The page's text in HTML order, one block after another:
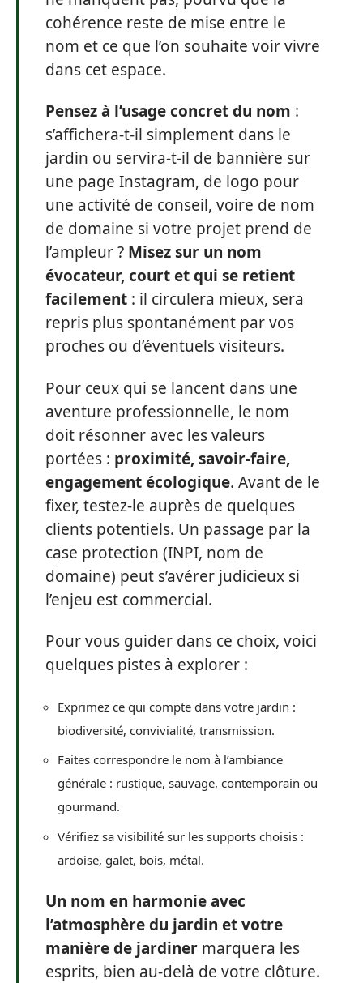
cohérence reste de mise entre le
nom et ce que l’on souhaite voir vivre
dans cet espace.
Pensez à l’usage concret du nom :
s’affichera-t-il simplement dans le
jardin ou servira-t-il de bannière sur
une page Instagram, de logo pour
une activité de conseil, voire de nom
de domaine si votre projet prend de
l’ampleur ? Misez sur un nom
évocateur, court et qui se retient
facilement : il circulera mieux, sera
repris plus spontanément par vos
proches ou d’éventuels visiteurs.
Pour ceux qui se lancent dans une
aventure professionnelle, le nom
doit résonner avec les valeurs
portées : proximité, savoir-faire,
engagement écologique. Avant de le
fixer, testez-le auprès de quelques
clients potentiels. Un passage par la
case protection (INPI, nom de
domaine) peut s’avérer judicieux si
l’enjeu est commercial.
Pour vous guider dans ce choix, voici
quelques pistes à explorer :
Exprimez ce qui compte dans votre jardin :
biodiversité, convivialité, transmission.
Faites correspondre le nom à l’ambiance
générale : rustique, sauvage, contemporain ou
gourmand.
Vérifiez sa visibilité sur les supports choisis :
ardoise, galet, bois, métal.
Un nom en harmonie avec
l’atmosphère du jardin et votre
manière de jardiner marquera les
esprits, bien au-delà de votre clôture.